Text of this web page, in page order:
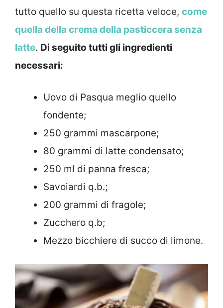
tutto quello su questa ricetta veloce, come
quella della crema della pasticcera senza
latte. Di seguito tutti gli ingredienti
necessari:
Uovo di Pasqua meglio quello
fondente;
250 grammi mascarpone;
80 grammi di latte condensato;
250 ml di panna fresca;
Savoiardi q.b.;
200 grammi di fragole;
Zucchero q.b;
Mezzo bicchiere di succo di limone.